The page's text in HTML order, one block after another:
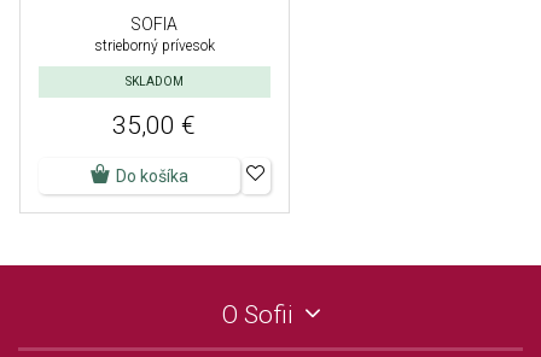
SOFIA
strieborný prívesok
SKLADOM
35,00 €
Do košíka
O Sofii